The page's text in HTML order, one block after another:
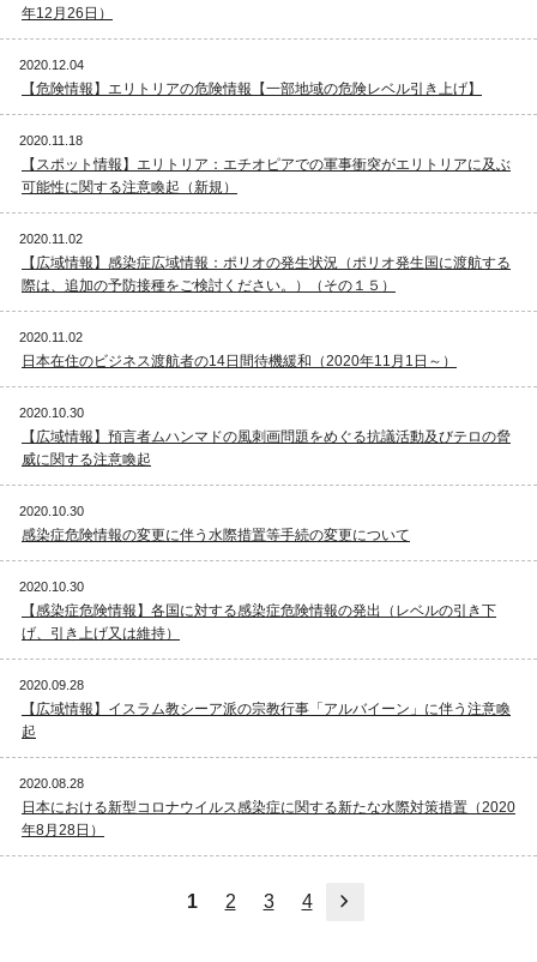
年12月26日）
2020.12.04
【危険情報】エリトリアの危険情報【一部地域の危険レベル引き上げ】
2020.11.18
【スポット情報】エリトリア：エチオピアでの軍事衝突がエリトリアに及ぶ
可能性に関する注意喚起（新規）
2020.11.02
【広域情報】感染症広域情報：ポリオの発生状況（ポリオ発生国に渡航する
際は、追加の予防接種をご検討ください。）（その１５）
2020.11.02
日本在住のビジネス渡航者の14日間待機緩和（2020年11月1日～）
2020.10.30
【広域情報】預言者ムハンマドの風刺画問題をめぐる抗議活動及びテロの脅
威に関する注意喚起
2020.10.30
感染症危険情報の変更に伴う水際措置等手続の変更について
2020.10.30
【感染症危険情報】各国に対する感染症危険情報の発出（レベルの引き下
げ、引き上げ又は維持）
2020.09.28
【広域情報】イスラム教シーア派の宗教行事「アルバイーン」に伴う注意喚
起
2020.08.28
日本における新型コロナウイルス感染症に関する新たな水際対策措置（2020
年8月28日）
1 2 3 4